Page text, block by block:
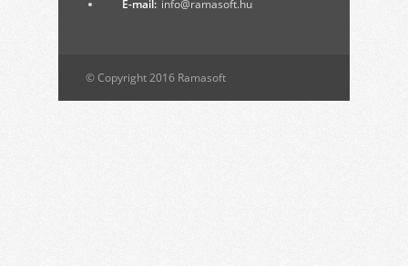
E-mail: info@ramasoft.hu
© Copyright 2016 Ramasoft